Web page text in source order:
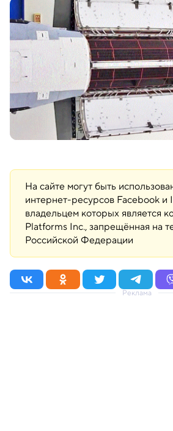
На сайте могут быть
интернет-ресурсов Facebook и
владельцем которых является
Platforms Inc., запрещённая на
Российской Федерации
Реклама